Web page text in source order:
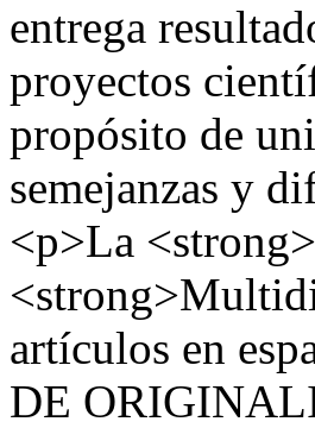
entrega
proyectos
propósito de
semejanzas y
<p>La
artículos en
DE